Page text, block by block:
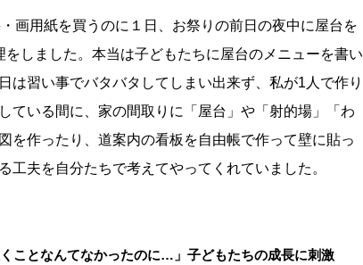
画用紙を買うのに１日、お祭りの前日の夜中に屋台を
しました。本当は子どもたちに屋台のメニューを書い
は習い事でバタバタしてしまい出来ず、私が1人で作り
ている間に、家の間取りに「屋台」や「射的場」「わ
を作ったり、道案内の看板を自由帳で作って壁に貼っ
工夫を自分たちで考えてやってくれていました。
くことなんてなかったのに…」子どもたちの成長に刺激